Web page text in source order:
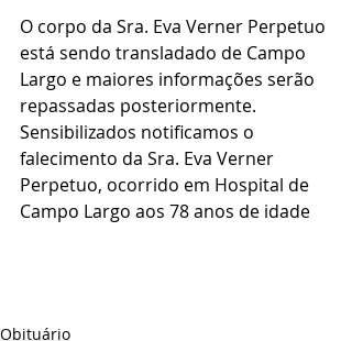
O corpo da Sra. Eva Verner Perpetuo
está sendo transladado de Campo
Largo e maiores informações serão
repassadas posteriormente.
Sensibilizados notificamos o
falecimento da Sra. Eva Verner
Perpetuo, ocorrido em Hospital de
Campo Largo aos 78 anos de idade
Obituário